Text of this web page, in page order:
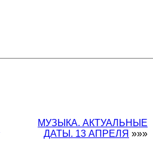
МУЗЫКА. АКТУАЛЬНЫЕ
ДАТЫ. 13 АПРЕЛЯ »»»